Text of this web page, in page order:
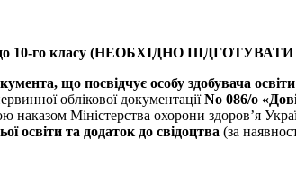
до 10-го класу (НЕОБХІДНО
що посвідчує особу здобувача освіти
облікової документаціїNo 086/о
наказом Міністерства охорони здоров’я
освіти та додаток до свідоцтва (за